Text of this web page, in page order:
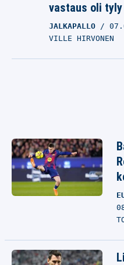
vastaus oli tyly
JALKAPALLO
VILLE HIRVONEN